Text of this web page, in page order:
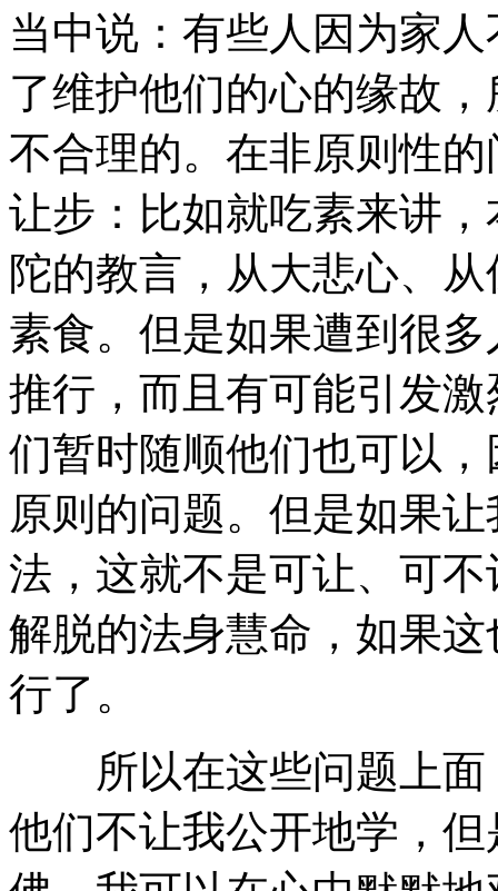
当中说：有些人因为家
了维护他们的心的缘故
不合理的。在非原则性
让步：比如就吃素来讲
陀的教言，从大悲心、
素食。但是如果遭到很
推行，而且有可能引发
们暂时随顺他们也可以
原则的问题。但是如果
法，这就不是可让、可
解脱的法身慧命，如果
行了。
所以在这些问题上面
他们不让我公开地学，